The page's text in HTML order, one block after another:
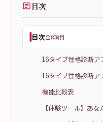
目次
目次全8項目
16タイプ性格診断
16タイプ性格診断ア
機能比較表
【体験ツール】あ